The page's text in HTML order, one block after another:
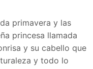
primavera y las
princesa llamada
y su cabello que
y todo lo